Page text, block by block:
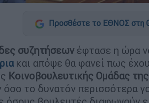
Προσθέστε το ΕΘΝΟΣ στη
συζητήσεων έφτασε η ώρα
και απόψε θα φανεί πως
Κοινοβουλευτικής Ομάδας της
το δυνατόν περισσότερα